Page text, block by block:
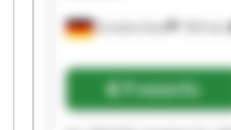
Emskirchen 183 km
Preisinfo